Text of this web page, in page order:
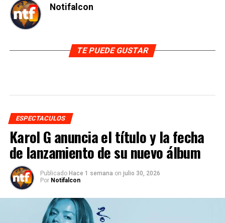
Karol G anuncia el título y la fecha
de lanzamiento de su nuevo álbum
Por Notifalcon